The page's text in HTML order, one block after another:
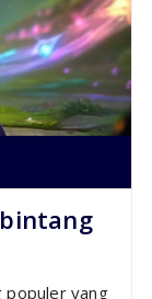
populer yang